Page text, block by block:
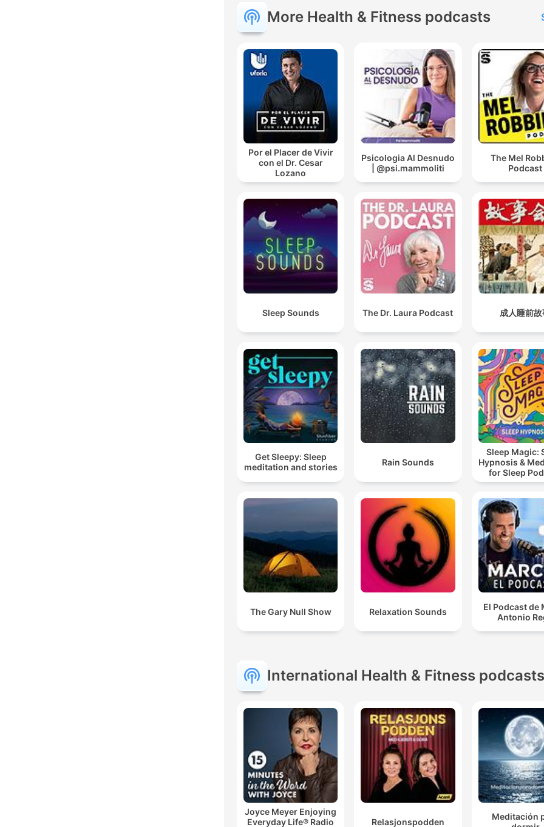
More Health & Fitness podcasts
Por el Placer de Vivir
con el Dr. Cesar
Lozano
Psicologia Al Desnudo
| @psi.mammoliti
The Mel
Podcast
Sleep Sounds The Dr. Laura Podcast 成人睡前
Get Sleepy: Sleep
meditation and stories
Rain Sounds
Sleep Magic:
Hypnosis &
for Sleep
The Gary Null Show Relaxation Sounds
El Podcast de
Antonio
International Health & Fitness podcasts
Joyce Meyer Enjoying
Everyday Life® Radio
Relasjonspodden
Meditación